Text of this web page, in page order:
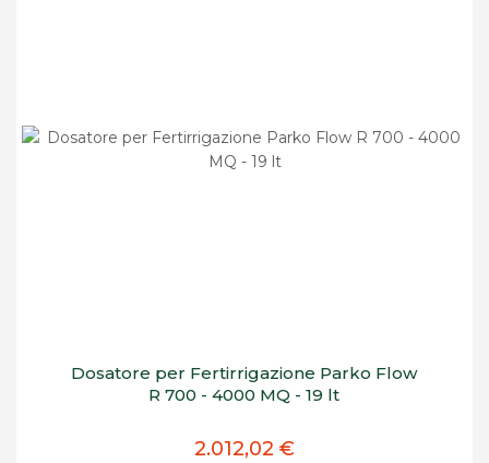
Dosatore per Fertirrigazione Parko Flow
R 700 - 4000 MQ - 19 lt
2.012,02 €